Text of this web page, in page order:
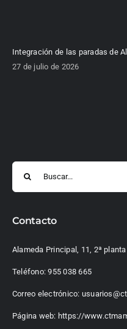
Integración de las paradas de
27 de julio de 2026
Buscar:
Contacto
Alameda Principal, 11, 2ª
Teléfono:955 038 665
Correo electrónico:
Página web: https://